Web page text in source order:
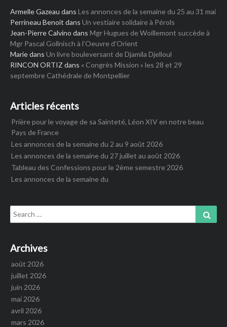
Armelle Gazeau dans Les annonces de la semaine du 25 au 31 mai
Perrineau Benoit dans Un vestiaire solidaire à Pérols
Jean-Pierre Calvino dans Mgr Hugues de Woillemont succède à
Mgr Pascal Gollnisch à l’Oeuvre d’Orient
Mariedans Un livre bouleversant de Djamila Djelloul
RINCON ORTIZ dans « Congrès Mission » les 28 et 29
septembre Cathédrale de Montpellier
Articles récents
Prière pour le voyage de sa Sainteté, Léon XIV en notre beau
Pays de France
Les annonces de la semaine du 2 au 9 août 2026
Les annonces de la semaine du 27 juillet au août 2026
Tableau des Confessions pour le 2ème semestre 2026
Les annonces de la semaine du
Search
for:
Archives
août 2026
juillet 2026
juin 2026
mai 2026
avril 2026
mars 2026